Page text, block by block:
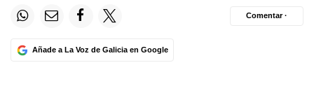
Añade a La Voz de Galicia en Google
Comentar ·